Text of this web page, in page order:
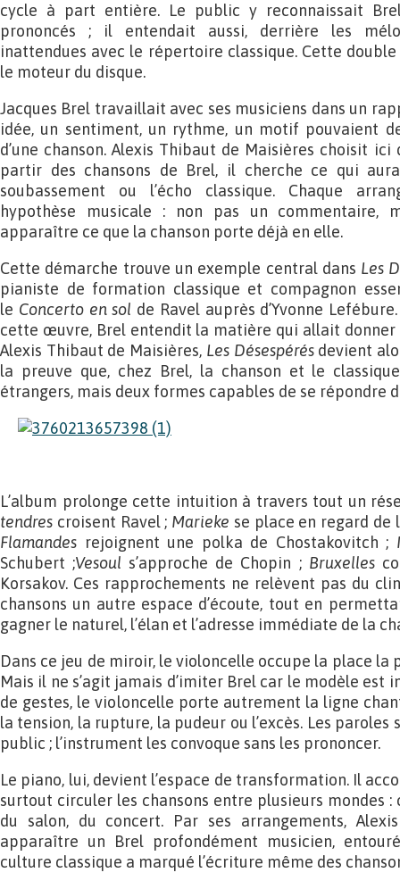
cycle à part entière. Le public y reconnaissait
prononcés ; il entendait aussi, derrière les
inattendues avec le répertoire classique. Cette
le moteur du disque.
Jacques Brel travaillait avec ses musiciens dans un
idée, un sentiment, un rythme, un motif pouvaient
d’une chanson. Alexis Thibaut de Maisières choisit
partir des chansons de Brel, il cherche ce qui
soubassement ou l’écho classique. Chaque
hypothèse musicale : non pas un commentaire,
apparaître ce que la chanson porte déjà en elle.
Cette démarche trouve un exemple central dans Les
pianiste de formation classique et compagnon
le Concerto en sol de Ravel auprès d’Yvonne
cette œuvre, Brel entendit la matière qui allait donner
Alexis Thibaut de Maisières, Les Désespérésdevient
la preuve que, chez Brel, la chanson et le
étrangers, mais deux formes capables de se répondre
L’album prolonge cette intuition à travers tout un
tendres croisent Ravel ; Marieke se place en regard de
Flamandes rejoignent une polka de Chostakovitch ;
Schubert ;Vesoul s’approche de Chopin ; Bruxelles
Korsakov. Ces rapprochements ne relèvent pas du
chansons un autre espace d’écoute, tout en
gagner le naturel, l’élan et l’adresse immédiate de la
Dans ce jeu de miroir, le violoncelle occupe la place la
Mais il ne s’agit jamais d’imiter Brel car le modèle est
de gestes, le violoncelle porte autrement la ligne
la tension, la rupture, la pudeur ou l’excès. Les
public ; l’instrument les convoque sans les prononcer.
Le piano, lui, devient l’espace de transformation. Il
surtout circuler les chansons entre plusieurs mondes :
du salon, du concert. Par ses arrangements,
apparaître un Brel profondément musicien,
culture classique a marqué l’écriture même des